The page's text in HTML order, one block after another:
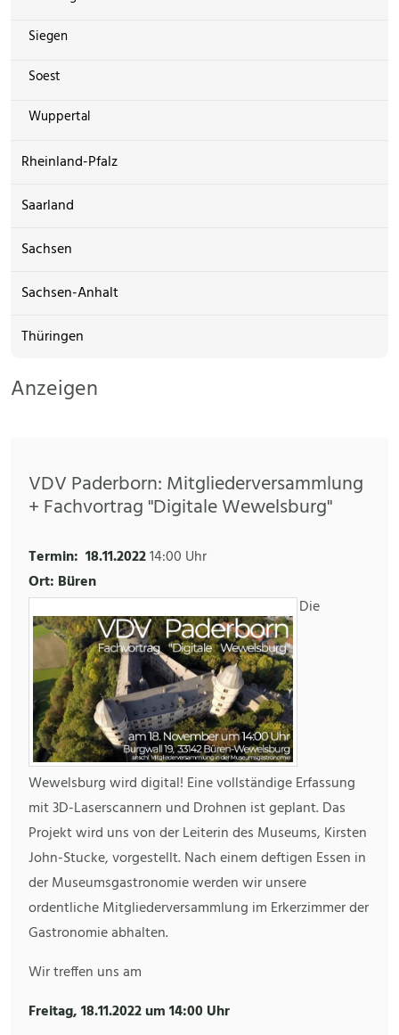
Siegen
Soest
Wuppertal
Rheinland-Pfalz
Saarland
Sachsen
Sachsen-Anhalt
Thüringen
Anzeigen
VDV Paderborn: Mitgliederversammlung
+ Fachvortrag "Digitale Wewelsburg"
Termin: 18.11.202214:00 Uhr
Ort: Büren
Die
Wewelsburg wird digital! Eine vollständige Erfassung
mit 3D-Laserscannern und Drohnen ist geplant. Das
Projekt wird uns von der Leiterin des Museums, Kirsten
John-Stucke, vorgestellt. Nach einem deftigen Essen in
der Museumsgastronomie werden wir unsere
ordentliche Mitgliederversammlung im Erkerzimmer der
Gastronomie abhalten.
Wir treffen uns am
Freitag, 18.11.2022 um 14:00 Uhr